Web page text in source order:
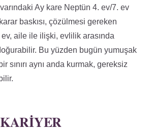
Ay kare Neptün 4. ev/7. ev
baskısı, çözülmesi gereken
aile ile ilişki, evlilik arasında
Bu yüzden bugün yumuşak
sınırı aynı anda kurmak, gereksiz